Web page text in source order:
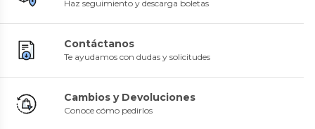
Haz seguimiento y descarga boletas
Contáctanos
Te ayudamos con dudas y solicitudes
Cambios y Devoluciones
Conoce cómo pedirlos